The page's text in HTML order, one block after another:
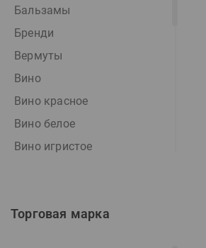
Бальзамы
Бренди
Вермуты
Вино
Вино красное
Вино белое
Вино игристое
Вино розовое
Торговая марка